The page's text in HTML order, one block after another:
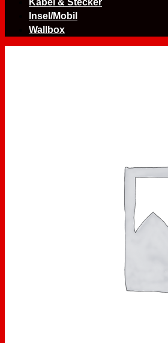
Kabel & Stecker
Insel/Mobil
Wallbox